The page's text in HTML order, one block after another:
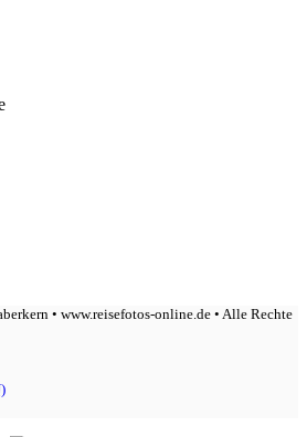
• www.reisefotos-online.de • Alle Rechte